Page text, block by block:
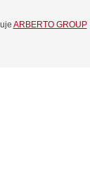
ARBERTO GROUP